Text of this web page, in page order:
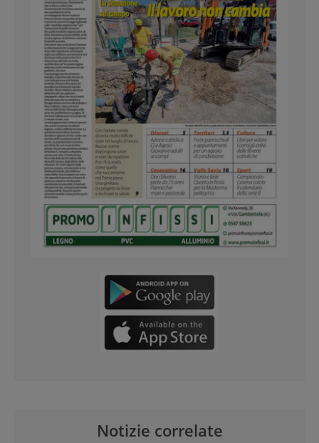
Notizie correlate